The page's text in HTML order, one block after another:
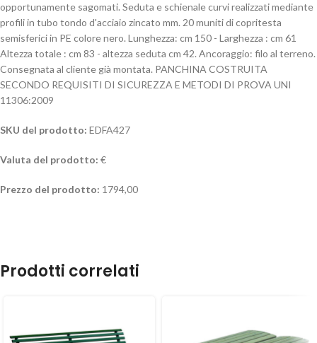
opportunamente sagomati. Seduta e schienale curvi realizzati mediante
profili in tubo tondo d'acciaio zincato mm. 20 muniti di copritesta
semisferici in PE colore nero. Lunghezza: cm 150 - Larghezza : cm 61
Altezza totale : cm 83 - altezza seduta cm 42. Ancoraggio: filo al terreno.
Consegnata al cliente già montata. PANCHINA COSTRUITA
SECONDO REQUISITI DI SICUREZZA E METODI DI PROVA UNI
11306:2009
SKU del prodotto: EDFA427
Valuta del prodotto: €
Prezzo del prodotto: 1794,00
Prodotti correlati